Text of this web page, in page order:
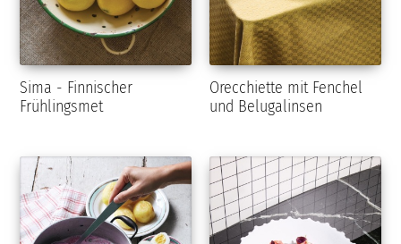
Sima - Finnischer
Frühlingsmet
Orecchiette mit Fenchel
und Belugalinsen